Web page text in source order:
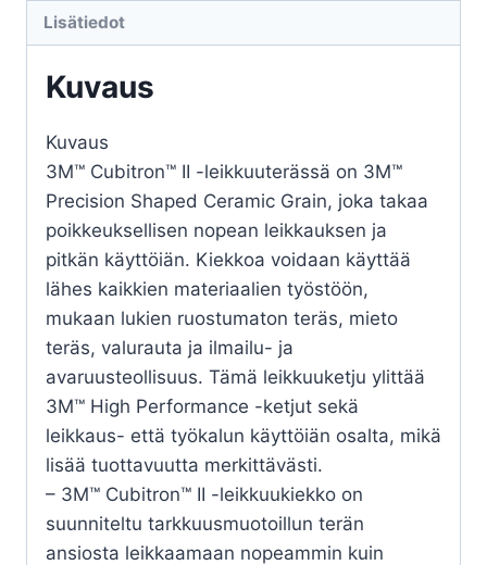
41
määrä
Lisätiedot
Kuvaus
Kuvaus
3M™ Cubitron™ II -leikkuuterässä on 3M™
Precision Shaped Ceramic Grain, joka takaa
poikkeuksellisen nopean leikkauksen ja
pitkän käyttöiän. Kiekkoa voidaan käyttää
lähes kaikkien materiaalien työstöön,
mukaan lukien ruostumaton teräs, mieto
teräs, valurauta ja ilmailu- ja
avaruusteollisuus. Tämä leikkuuketju ylittää
3M™ High Performance -ketjut sekä
leikkaus- että työkalun käyttöiän osalta, mikä
lisää tuottavuutta merkittävästi.
– 3M™ Cubitron™ II -leikkuukiekko on
suunniteltu tarkkuusmuotoillun terän
ansiosta leikkaamaan nopeammin kuin